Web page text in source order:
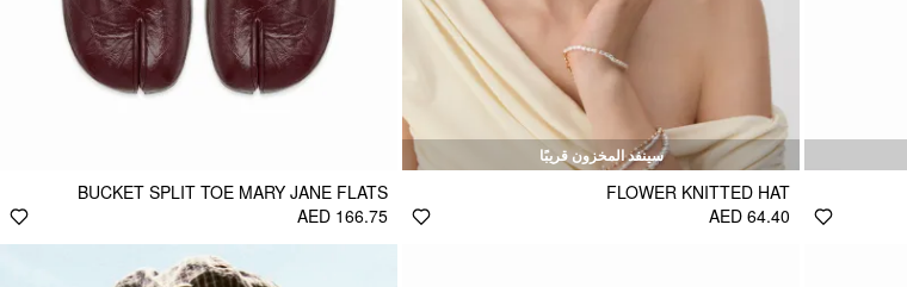
سينفد المخزون قريبًا
FLOWER KNITTED HAT
AED 64.40
BUCKET SPLIT TOE MARY JANE FLATS
AED 166.75